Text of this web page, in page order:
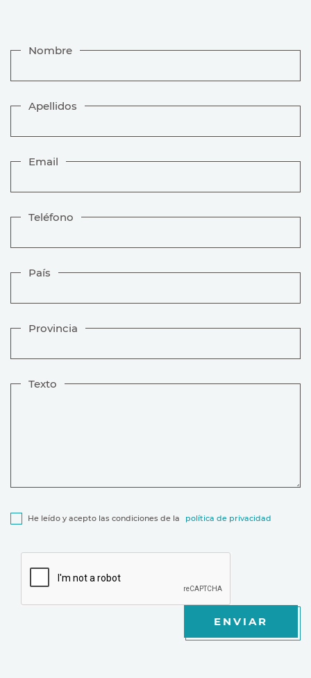
Nombre
Apellidos
Email
Teléfono
País
Provincia
Texto
He leído y acepto las condiciones de la política de privacidad
ENVIAR